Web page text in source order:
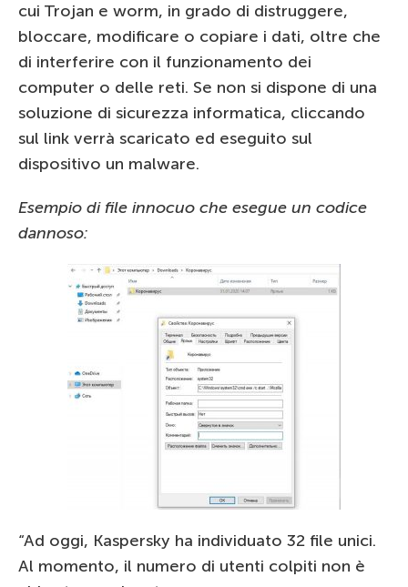
cui Trojan e worm, in grado di distruggere,
bloccare, modificare o copiare i dati, oltre che
di interferire con il funzionamento dei
computer o delle reti. Se non si dispone di una
soluzione di sicurezza informatica, cliccando
sul link verrà scaricato ed eseguito sul
dispositivo un malware.
Esempio di file innocuo che esegue un codice
dannoso:
“Ad oggi, Kaspersky ha individuato 32 file unici.
Al momento, il numero di utenti colpiti non è